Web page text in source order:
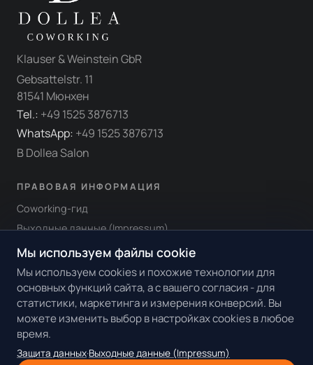
Klauser & Weinstein GbR
Gebsattelstr. 11
81541 Мюнхен
Tel.: +49 1525 3876713
WhatsApp: +49 1525 3876713
В Dollea Salon
ПРАВОВАЯ ИНФОРМАЦИЯ
Coworking-гид
Выходные данные (Impressum)
Общие условия / условия использования
Защита данных
Настройки cookies
ЧАСЫ РАБОТЫ
Пн–Пт: 10:00–20:00
Мы используем файлы cookie
Мы используем cookies и похожие технологии для
основных функций сайта, а с вашего согласия - для
статистики, маркетинга и измерения конверсий. Вы
можете изменить выбор в настройках cookies в любое
время.
Защита данных·Выходные данные (Impressum)